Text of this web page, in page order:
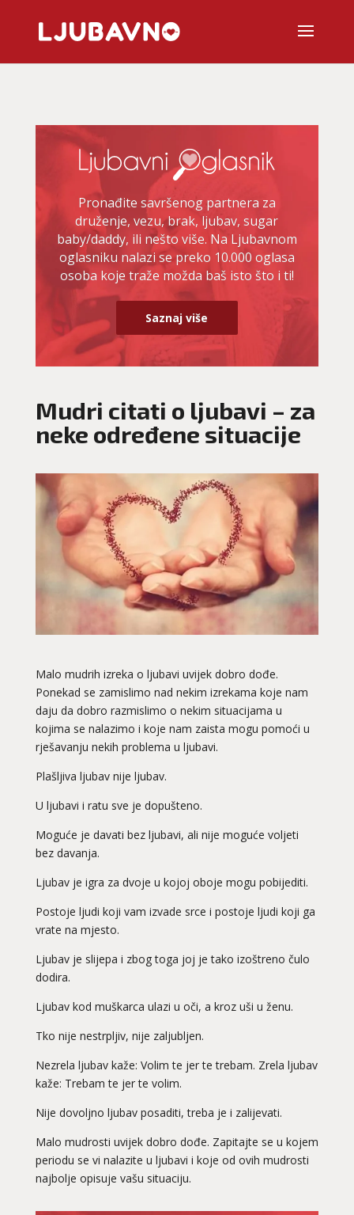
Pronađite savršenog partnera za
druženje, vezu, brak, ljubav, sugar
baby/daddy, ili nešto više. Na Ljubavnom
oglasniku nalazi se preko 10.000 oglasa
osoba koje traže možda baš isto što i ti!
Saznaj više
Mudri citati o ljubavi – za
neke određene situacije
Malo mudrih izreka o ljubavi uvijek dobro dođe.
Ponekad se zamislimo nad nekim izrekama koje nam
daju da dobro razmislimo o nekim situacijama u
kojima se nalazimo i koje nam zaista mogu pomoći u
rješavanju nekih problema u ljubavi.
Plašljiva ljubav nije ljubav.
U ljubavi i ratu sve je dopušteno.
Moguće je davati bez ljubavi, ali nije moguće voljeti
bez davanja.
Ljubav je igra za dvoje u kojoj oboje mogu pobijediti.
Postoje ljudi koji vam izvade srce i postoje ljudi koji ga
vrate na mjesto.
Ljubav je slijepa i zbog toga joj je tako izoštreno čulo
dodira.
Ljubav kod muškarca ulazi u oči, a kroz uši u ženu.
Tko nije nestrpljiv, nije zaljubljen.
Nezrela ljubav kaže: Volim te jer te trebam. Zrela ljubav
kaže: Trebam te jer te volim.
Nije dovoljno ljubav posaditi, treba je i zalijevati.
Malo mudrosti uvijek dobro dođe. Zapitajte se u kojem
periodu se vi nalazite u ljubavi i koje od ovih mudrosti
najbolje opisuje vašu situaciju.